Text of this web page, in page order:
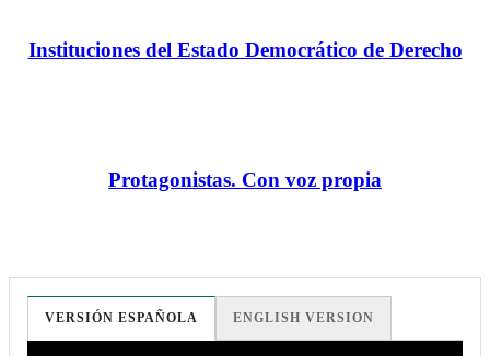
Instituciones del Estado Democrático de Derecho
Protagonistas. Con voz propia
VERSIÓN ESPAÑOLA ENGLISH VERSION